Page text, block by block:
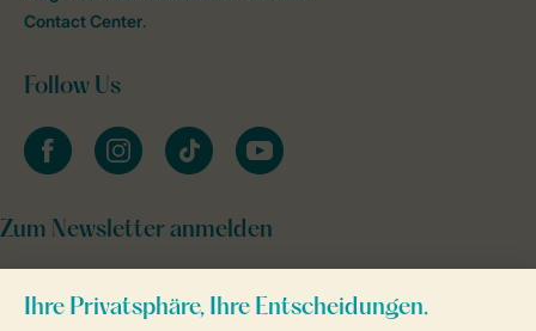
Contact Center.
Follow Us
facebookinstagramtiktok youtube
Zum Newsletter anmelden